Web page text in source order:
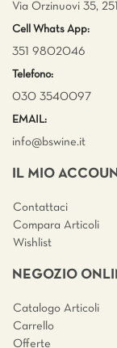
Via Orzinuovi 35,
Cell Whats App:
351 9802046
Telefono:
030 3540097
EMAIL:
info@bswine.it
IL MIO
Contattaci
Compara Articoli
Wishlist
NEGOZIO
Catalogo Articoli
Carrello
Offerte